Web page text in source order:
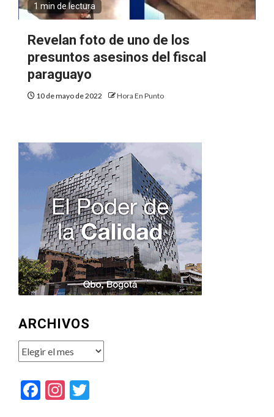
1 min de lectura
Revelan foto de uno de los
presuntos asesinos del fiscal
paraguayo
10 de mayo de 2022 Hora En Punto
ARCHIVOS
Archivos
Facebook
Instagram